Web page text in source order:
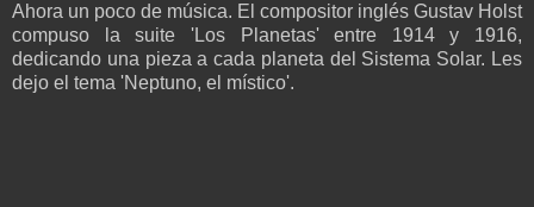
Ahora un poco de música. El compositor inglés Gustav Holst
compuso la suite 'Los Planetas' entre 1914 y 1916,
dedicando una pieza a cada planeta del Sistema Solar. Les
dejo el tema 'Neptuno, el místico'.